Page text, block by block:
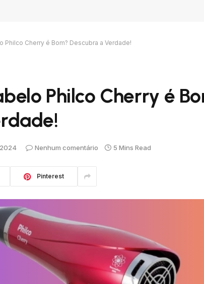
Philco Cherry é Bom? Descubra a Verdade!
Philco Cherry é
Nenhum comentário 5 Mins Read
Pinterest